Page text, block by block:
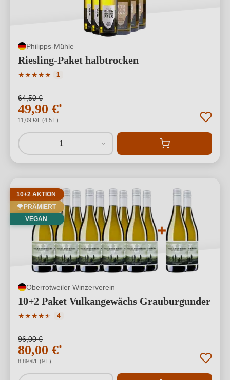
Philipps-Mühle
Riesling-Paket halbtrocken
★★★★★
Durchschnittliche Bewertung von 5 von 5 Sternen
1
64,50 €
49,90 €*
11,09 €/L (4,5 L)
1
10+2 AKTION
PRÄMIERT
VEGAN
Oberrotweiler Winzerverein
10+2 Paket Vulkangewächs Grauburgunder
★★★★★
★
Durchschnittliche Bewertung von 4.5 von 5 Sternen
4
96,00 €
80,00 €*
8,89 €/L (9 L)